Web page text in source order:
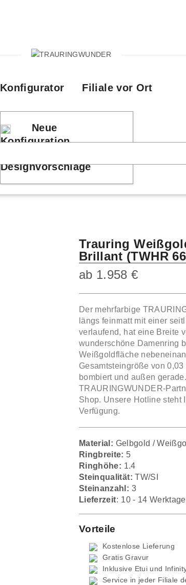
Konfigurator
Neue
Konfiguration
Designvorschläge
Filiale vor Ort
Trauring
Brillant (TWHR
ab 1.958€
Der mehrfarbige
längs feinmatt mit einer
verlaufend, hat eine Breite
wunderschöne Damenring
Weißgoldfläche
Gesamtsteingröße von
bombiert und außen
TRAURINGWUNDER-
Shop. Unsere Hotline steht
Verfügung.
Material: Gelbgold /
Ringbreite: 5
Ringhöhe: 1.4
Steinqualität: TW/SI
Steinanzahl: 3
Lieferzeit: 10 - 14 Werktage
Vorteile
Kostenlose Lieferung
Gratis Gravur
Inklusive Etui und
Service in jeder Filiale